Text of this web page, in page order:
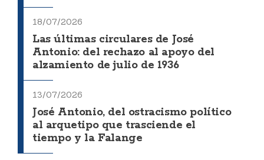
18/07/2026
Las últimas circulares de José
Antonio: del rechazo al apoyo del
alzamiento de julio de 1936
13/07/2026
José Antonio, del ostracismo político
al arquetipo que trasciende el
tiempo y la Falange